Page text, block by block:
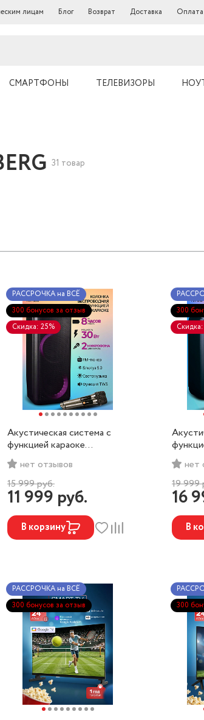
лицам Блог Возврат Доставка Оплата
СМАРТФОНЫ ТЕЛЕВИЗОРЫ
31 товар
Акустическая система с
функцией караоке
HOLLEBERG HX-500
нет отзывов
11 999 руб.
15 999руб.
В корзину
РАССРОЧКА на ВСЁ
300 бонусов за отзыв
Скидка: 25%
нет
16
19 999
В
300
РАССРОЧКА на ВСЁ
300 бонусов за отзыв
300